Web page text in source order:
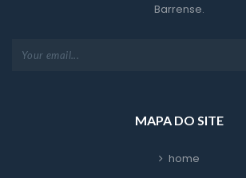
Barrense.
MAPA DO SITE
home